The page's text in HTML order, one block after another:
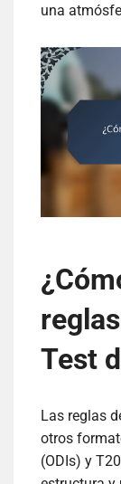
una
Test
Las reglas
otros
(ODIs) y